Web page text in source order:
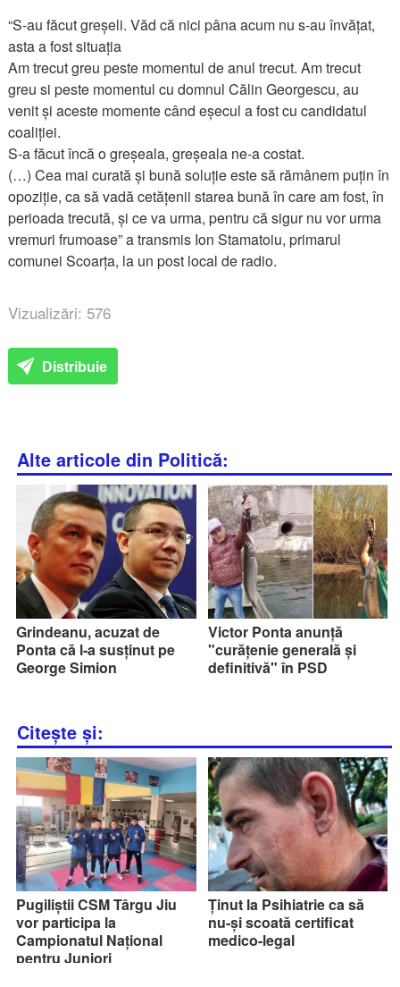
“S-au făcut greșeli. Văd că nici pâna acum nu s-au învățat,
asta a fost situația
Am trecut greu peste momentul de anul trecut. Am trecut
greu si peste momentul cu domnul Călin Georgescu, au
venit și aceste momente când eșecul a fost cu candidatul
coaliției.
S-a făcut încă o greșeala, greșeala ne-a costat.
(…) Cea mai curată și bună soluție este să rămânem puțin în
opoziție, ca să vadă cetățenii starea bună în care am fost, în
perioada trecută, și ce va urma, pentru că sigur nu vor urma
vremuri frumoase” a transmis Ion Stamatoiu, primarul
comunei Scoarța, la un post local de radio.
Vizualizări: 576
Distribuie
Alte articole din Politică:
Grindeanu, acuzat de
Ponta că l-a susținut pe
George Simion
Victor Ponta anunță
"curățenie generală și
definitivă" în PSD
Citește și:
Pugiliștii CSM Târgu Jiu
vor participa la
Campionatul Național
pentru Juniori
Ținut la Psihiatrie ca să
nu-și scoată certificat
medico-legal